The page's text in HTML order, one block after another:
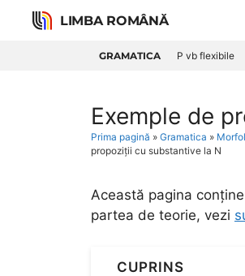
LIMBA ROMÂNĂ
GRAMATICA P vb flexibile
Exemple de
Prima pagină » Gramatica »
propoziții cu substantive la N
Această pagina
partea de teorie, vezi
CUPRINS